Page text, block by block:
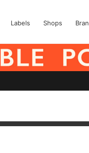
Labels Shops